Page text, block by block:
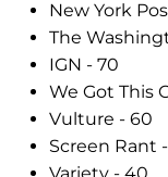
New York
The
IGN - 70
We Got This
Vulture - 60
Screen Rant